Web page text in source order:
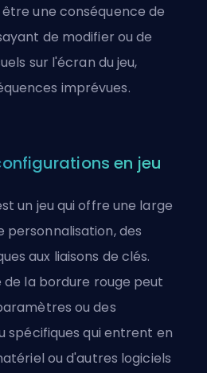
une conséquence de
de modifier ou de
sur l'écran du jeu,
imprévues.
en jeu
un jeu qui offre une large
des
aux liaisons de clés.
la bordure rouge peut
ou des
spécifiques qui entrent en
ou d'autres logiciels